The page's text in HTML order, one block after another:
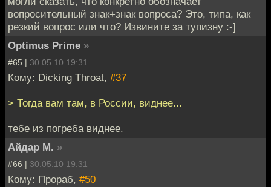
вопросительный знак+знак вопроса? Это, типа, как
резкий вопрос или что? Извините за тупизну :-]
Optimus Prime »
#65 | 30.05.10 19:31
Кому: Dicking Throat, #37
> Тогда вам там, в России, виднее...
тебе из погреба виднее.
Айдар М. »
#66 | 30.05.10 19:31
Кому: Прораб, #50